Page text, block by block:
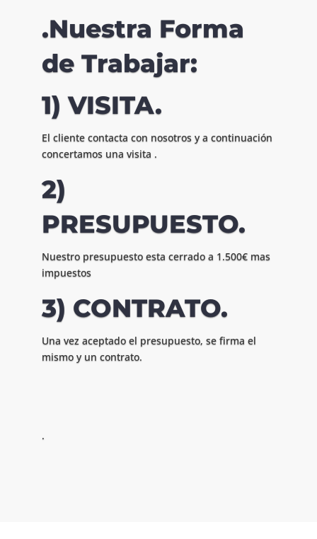
.Nuestra Forma
de Trabajar:
1) VISITA.
El cliente contacta con nosotros y a continuación
concertamos una visita .
2)
PRESUPUESTO.
Nuestro presupuesto esta cerrado a 1.500€ mas
impuestos
3) CONTRATO.
Una vez aceptado el presupuesto, se firma el
mismo y un contrato.
.